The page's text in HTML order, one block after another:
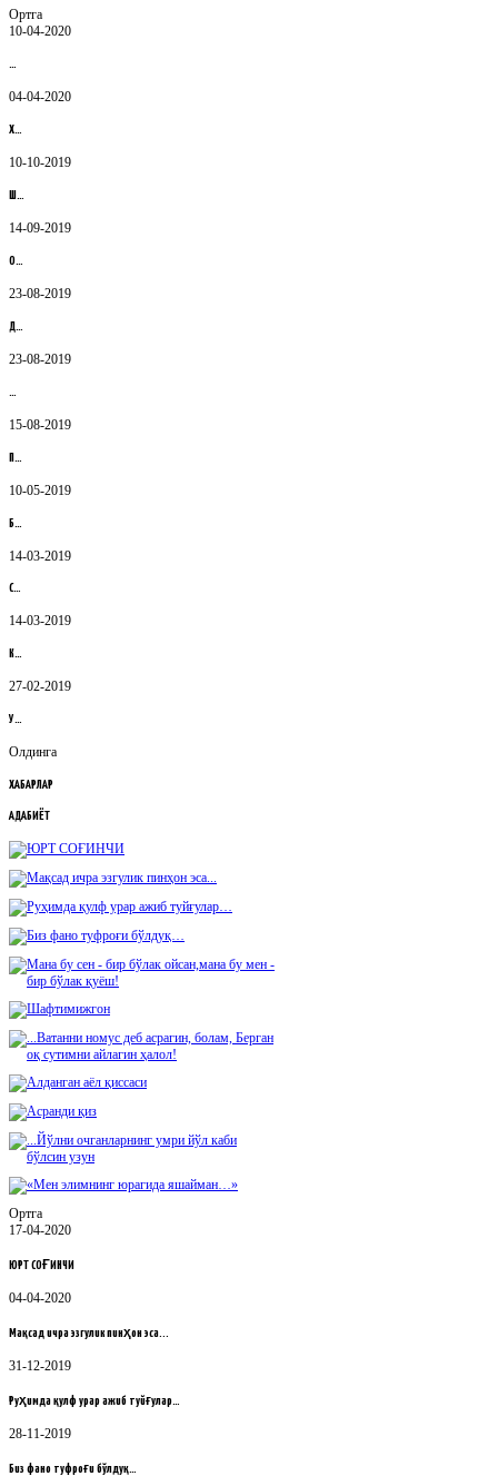
Ортга
10-04-2020
Қ…
04-04-2020
Х…
10-10-2019
Ш…
14-09-2019
О…
23-08-2019
Д…
23-08-2019
15-08-2019
П…
10-05-2019
Б…
14-03-2019
С…
14-03-2019
К…
27-02-2019
У…
Олдинга
ХАБАРЛАР
АДАБИЁТ
Ортга
17-04-2020
ЮРТ СОҒИНЧИ
04-04-2020
Мақсад ичра эзгулик пинҳон эса...
31-12-2019
Руҳимда қулф урар ажиб туйғулар…
28-11-2019
Биз фано туфроғи бўлдуқ…